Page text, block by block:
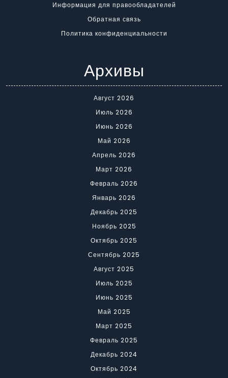
Информация для правообладателей
Обратная связь
Политика конфиденциальности
Архивы
Август 2026
Июль 2026
Июнь 2026
Май 2026
Апрель 2026
Март 2026
Февраль 2026
Январь 2026
Декабрь 2025
Ноябрь 2025
Октябрь 2025
Сентябрь 2025
Август 2025
Июль 2025
Июнь 2025
Май 2025
Март 2025
Февраль 2025
Декабрь 2024
Октябрь 2024